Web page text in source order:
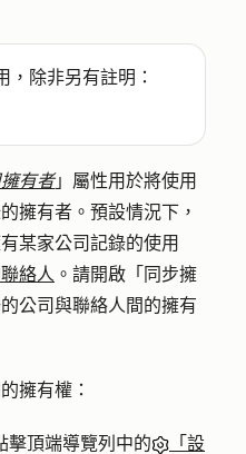
，除非另有註明：
有者」屬性用於將使用
擁有者。預設情況下，
某家公司記錄的使用
絡人 。請開啟「同步擁
公司與聯絡人間的擁有
擁有權：
擊頂端導覽列中的
「設